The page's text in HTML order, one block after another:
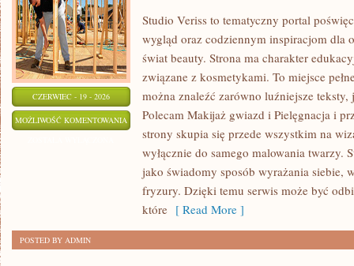
CZERWIEC - 19 - 2026
MOŻLIWOŚĆ KOMENTOWANIA STYLIZACJA
FRYZUR
Studio Veriss to tematyczny portal
wygląd oraz codziennym inspiracjom dla
świat beauty. Strona ma charakter
związane z kosmetykami. To miejsce
można znaleźć zarówno luźniejsze
Polecam Makijaż gwiazd i Pielęgnacja i
strony skupia się przede wszystkim na
wyłącznie do samego malowania twarzy.
jako świadomy sposób wyrażania siebie,
fryzury. Dzięki temu serwis może być
które [ Read More ]
POSTED BY ADMIN